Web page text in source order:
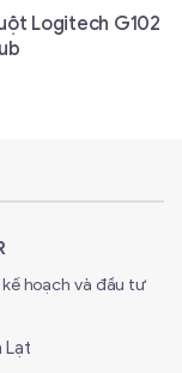
Logitech G102
kế hoạch và đầu tư
Lạt